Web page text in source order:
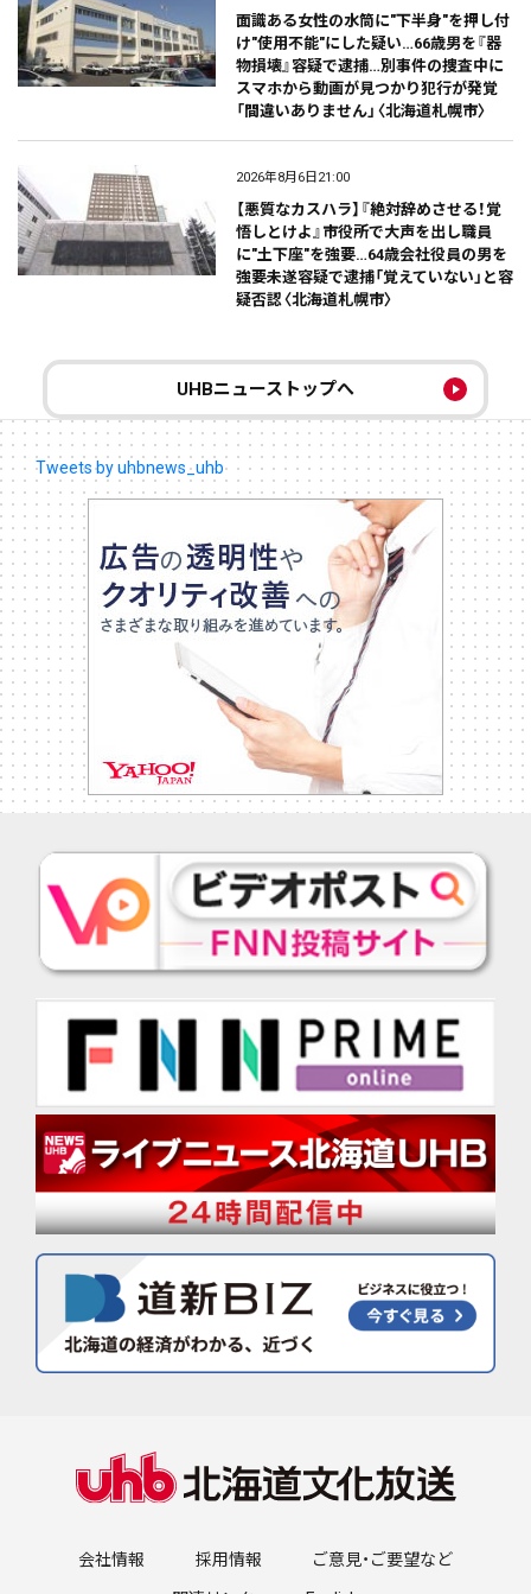
面識ある女性の水筒に"下半身"を押し付
け"使用不能"にした疑い…66歳男を『器
物損壊』容疑で逮捕…別事件の捜査中に
スマホから動画が見つかり犯行が発覚
「間違いありません」〈北海道札幌市〉
2026年8月6日21:00
【悪質なカスハラ】『絶対辞めさせる！覚
悟しとけよ』市役所で大声を出し職員
に"土下座"を強要…64歳会社役員の男を
強要未遂容疑で逮捕「覚えていない」と容
疑否認〈北海道札幌市〉
UHBニューストップへ
Tweets by uhbnews_uhb
会社情報 採用情報 ご意見・ご要望など